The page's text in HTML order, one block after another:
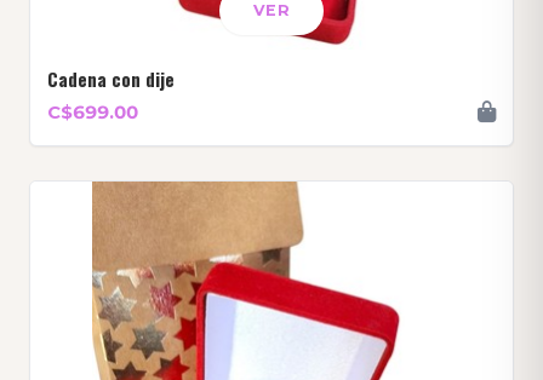
VER
Cadena con dije
C$699.00